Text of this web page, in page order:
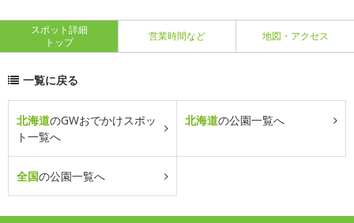
スポット詳細
トップ
営業時間など 地図・アクセス
一覧に戻る
北海道のGWおでかけスポッ
ト一覧へ
北海道の公園一覧へ
全国の公園一覧へ